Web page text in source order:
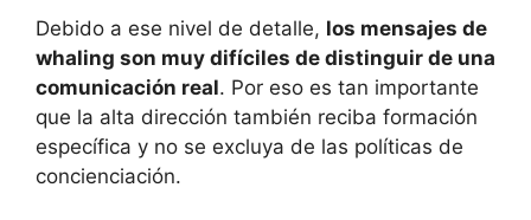
Debido a ese nivel de detalle, los mensajes de
whaling son muy difíciles de distinguir de una
comunicación real. Por eso es tan importante
que la alta dirección también reciba formación
específica y no se excluya de las políticas de
concienciación.